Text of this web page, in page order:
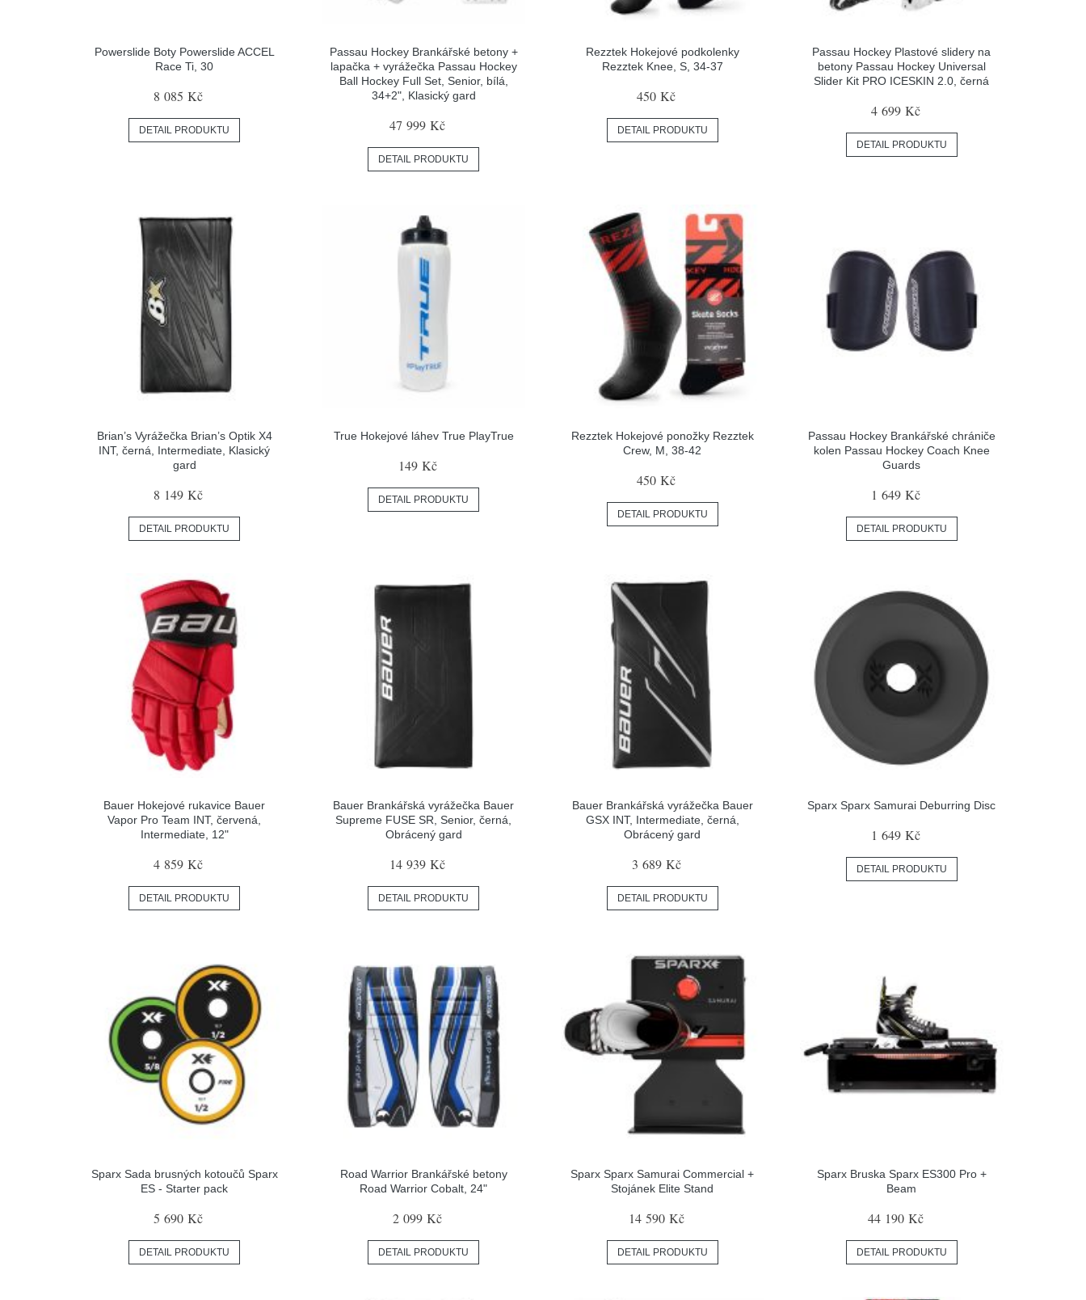
Powerslide Boty Powerslide ACCEL
Race Ti, 30
8 085 Kč
DETAIL PRODUKTU
Passau Hockey Brankářské betony +
lapačka + vyrážečka Passau Hockey
Ball Hockey Full Set, Senior, bílá,
34+2", Klasický gard
47 999 Kč
DETAIL PRODUKTU
Rezztek Hokejové podkolenky
Rezztek Knee, S, 34-37
450 Kč
DETAIL PRODUKTU
Passau Hockey Plastové slidery na
betony Passau Hockey Universal
Slider Kit PRO ICESKIN 2.0, černá
4 699 Kč
DETAIL PRODUKTU
Brian’s Vyrážečka Brian’s Optik X4
INT, černá, Intermediate, Klasický
gard
8 149 Kč
DETAIL PRODUKTU
True Hokejové láhev True PlayTrue
149 Kč
DETAIL PRODUKTU
Rezztek Hokejové ponožky Rezztek
Crew, M, 38-42
450 Kč
DETAIL PRODUKTU
Passau Hockey Brankářské chrániče
kolen Passau Hockey Coach Knee
Guards
1 649 Kč
DETAIL PRODUKTU
Bauer Hokejové rukavice Bauer
Vapor Pro Team INT, červená,
Intermediate, 12"
4 859 Kč
DETAIL PRODUKTU
Bauer Brankářská vyrážečka Bauer
Supreme FUSE SR, Senior, černá,
Obrácený gard
14 939 Kč
DETAIL PRODUKTU
Bauer Brankářská vyrážečka Bauer
GSX INT, Intermediate, černá,
Obrácený gard
3 689 Kč
DETAIL PRODUKTU
Sparx Sparx Samurai Deburring Disc
1 649 Kč
DETAIL PRODUKTU
Sparx Sada brusných kotoučů Sparx
ES - Starter pack
5 690 Kč
DETAIL PRODUKTU
Road Warrior Brankářské betony
Road Warrior Cobalt, 24"
2 099 Kč
DETAIL PRODUKTU
Sparx Sparx Samurai Commercial +
Stojánek Elite Stand
14 590 Kč
DETAIL PRODUKTU
Sparx Bruska Sparx ES300 Pro +
Beam
44 190 Kč
DETAIL PRODUKTU